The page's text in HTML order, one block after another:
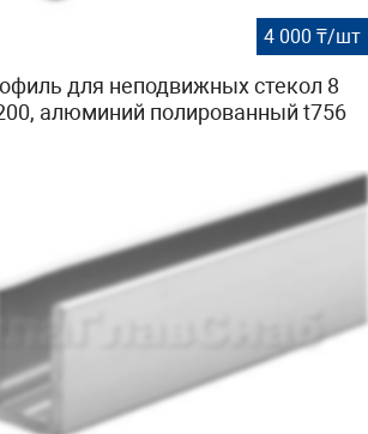
4 000 ₸/шт
для неподвижных стекол 8
алюминий полированный t756